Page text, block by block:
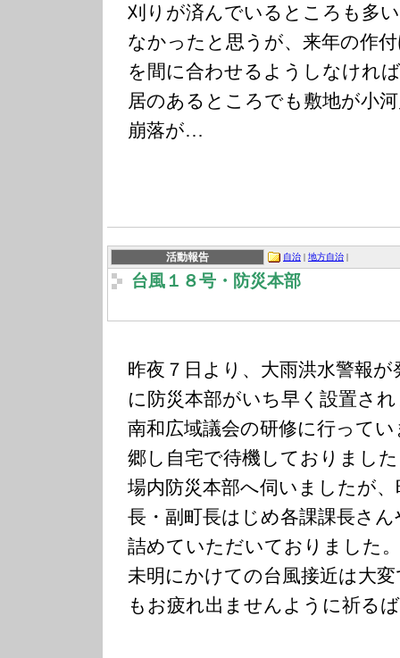
刈りが済んでいるところも多
なかったと思うが、来年の作
を間に合わせるようしなけれ
居のあるところでも敷地が小
崩落が…
活動報告 自治 | 地方自治 |
台風１８号・防災本部
昨夜７日より、大雨洪水警報
に防災本部がいち早く設置さ
南和広域議会の研修に行って
郷し自宅で待機しておりまし
場内防災本部へ伺いましたが
長・副町長はじめ各課課長さ
詰めていただいておりました
未明にかけての台風接近は大
もお疲れ出ませんように祈る